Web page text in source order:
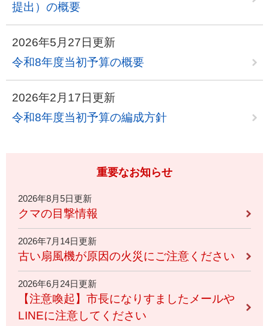
提出）の概要
2026年5月27日更新
令和8年度当初予算の概要
2026年2月17日更新
令和8年度当初予算の編成方針
重要なお知らせ
2026年8月5日更新
クマの目撃情報
2026年7月14日更新
古い扇風機が原因の火災にご注意ください
2026年6月24日更新
【注意喚起】市長になりすましたメールや
LINEに注意してください